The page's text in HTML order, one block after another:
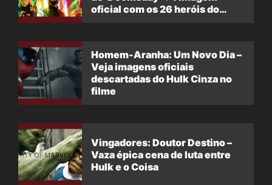
oficial com os 26 heróis do
Homem-Aranha: Um Novo Dia –
Veja imagens oficiais
descartadas do Hulk Cinza no
filme
Vingadores: Doutor Destino –
Vaza épica cena de luta entre
Hulk e o Coisa